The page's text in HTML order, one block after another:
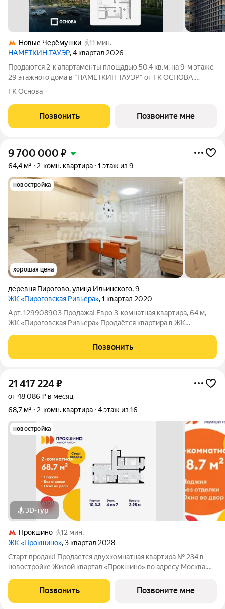
Новые Черёмушки
11 мин.
НАМЕТКИН ТАУЭР, 4 квартал 2026
Продаются 2-к апартаменты площадью 50.4 кв.м. на 9-м этаже
29 этажного дома в "НАМЕТКИН ТАУЭР" от ГК ОСНОВА.
Наметкин Тауэр - комплекс бизнес-класса с премиальным
Западе Москвы. Архитектура от
ГК Основа
Позвонить Позвоните мне
9 700 000 ₽
64,4 м² 2-комн. квартира 1 этаж из 9
новостройка
хорошая цена
деревня Пирогово,улица Ильинского,9
ЖК «Пироговская Ривьера», 1 квартал 2020
Арт. 129908903 Продажа! Евро 3-комнатная квартира, 64 м,
ЖК «Пироговская Ривьера» Продаётся квартира в ЖК
дома(угловой подъезд) в жилом комплексе«Пироговская
Ривьера». Преимущества: монолитное
Позвонить
21 417 224₽
от 48 086 ₽ в месяц
68,7 м²
2-комн. квартира 4 этаж из 16
новостройка
3D-тур
Прокшино
12 мин.
ЖК «Прокшино», 3 квартал 2028
Старт продаж! Продается двухкомнатная квартира № 234 в
новостройке Жилой квартал «Прокшино» по адресу Москва,
Новомосковский административный округ, район Коммунарка,
ЖК Прокшино, 7.1.3. Общая площадь
Позвонить Позвоните мне